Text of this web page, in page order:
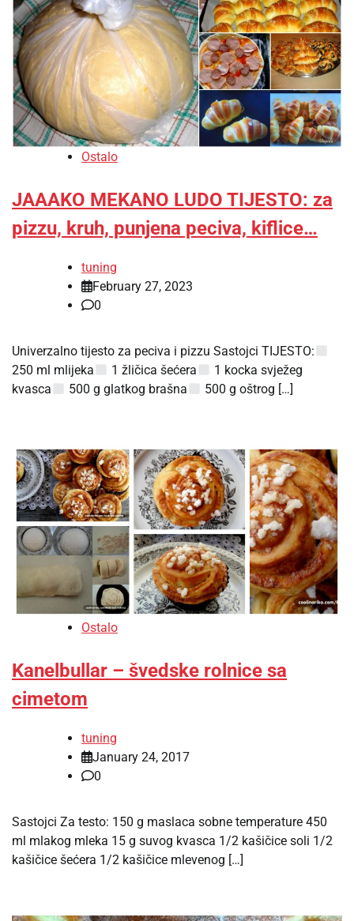
Ostalo
JAAAKO MEKANO LUDO TIJESTO: za
pizzu, kruh, punjena peciva, kiflice…
tuning
February 27, 2023
0
Univerzalno tijesto za peciva i pizzu Sastojci TIJESTO:
250 ml mlijeka
1 žličica šećera
1 kocka svježeg
kvasca
500 g glatkog brašna 500 g oštrog […]
Ostalo
Kanelbullar – švedske rolnice sa
cimetom
tuning
January 24, 2017
0
Sastojci Za testo: 150 g maslaca sobne temperature 450
ml mlakog mleka 15 g suvog kvasca 1/2 kašičice soli 1/2
kašičice šećera 1/2 kašičice mlevenog […]